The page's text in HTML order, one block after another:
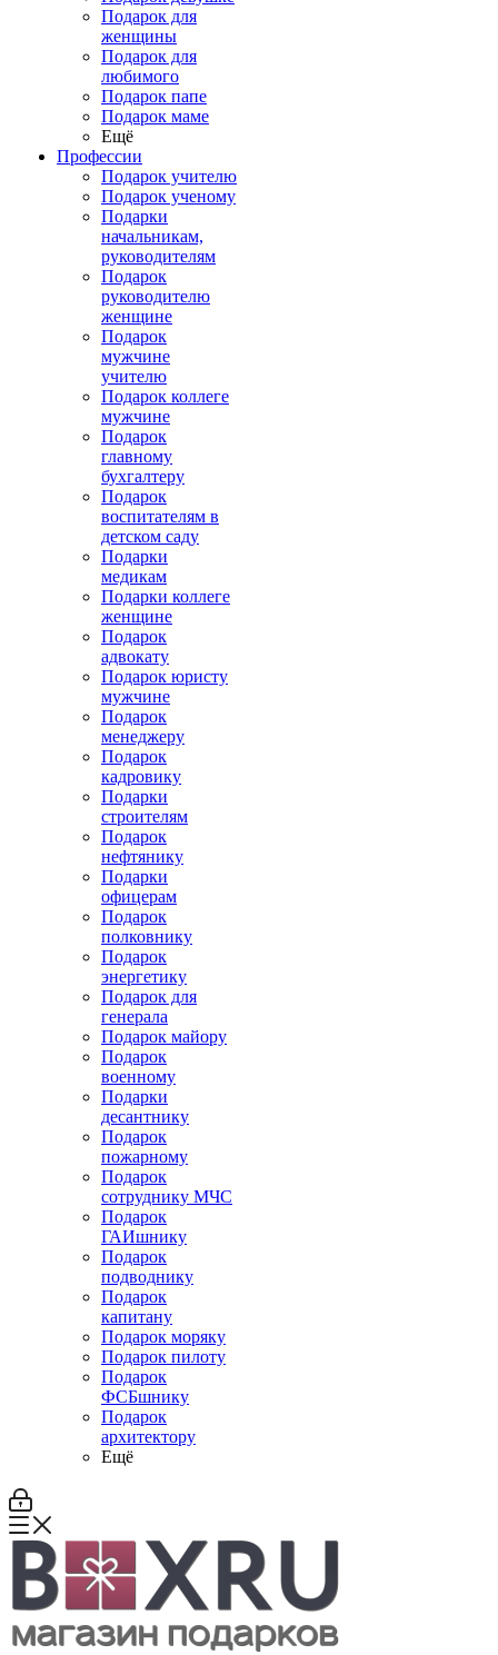
Подарок для
женщины
Подарок для
любимого
Подарок папе
Подарок маме
Ещё
Профессии
Подарок учителю
Подарок ученому
Подарки
начальникам,
руководителям
Подарок
руководителю
женщине
Подарок
мужчине
учителю
Подарок коллеге
мужчине
Подарок
главному
бухгалтеру
Подарок
воспитателям в
детском саду
Подарки
медикам
Подарки коллеге
женщине
Подарок
адвокату
Подарок юристу
мужчине
Подарок
менеджеру
Подарок
кадровику
Подарки
строителям
Подарок
нефтянику
Подарки
офицерам
Подарок
полковнику
Подарок
энергетику
Подарок для
генерала
Подарок майору
Подарок
военному
Подарки
десантнику
Подарок
пожарному
Подарок
сотруднику МЧС
Подарок
ГАИшнику
Подарок
подводнику
Подарок
капитану
Подарок моряку
Подарок пилоту
Подарок
ФСБшнику
Подарок
архитектору
Ещё